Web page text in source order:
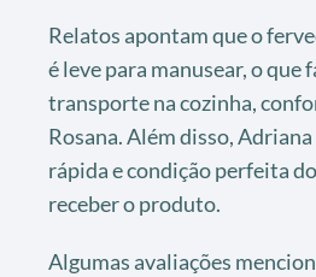
Relatos apontam que o
é leve para manusear, o que
transporte na cozinha,
Rosana. Além disso,
rápida e condição perfeita
receber o produto.
Algumas avaliações